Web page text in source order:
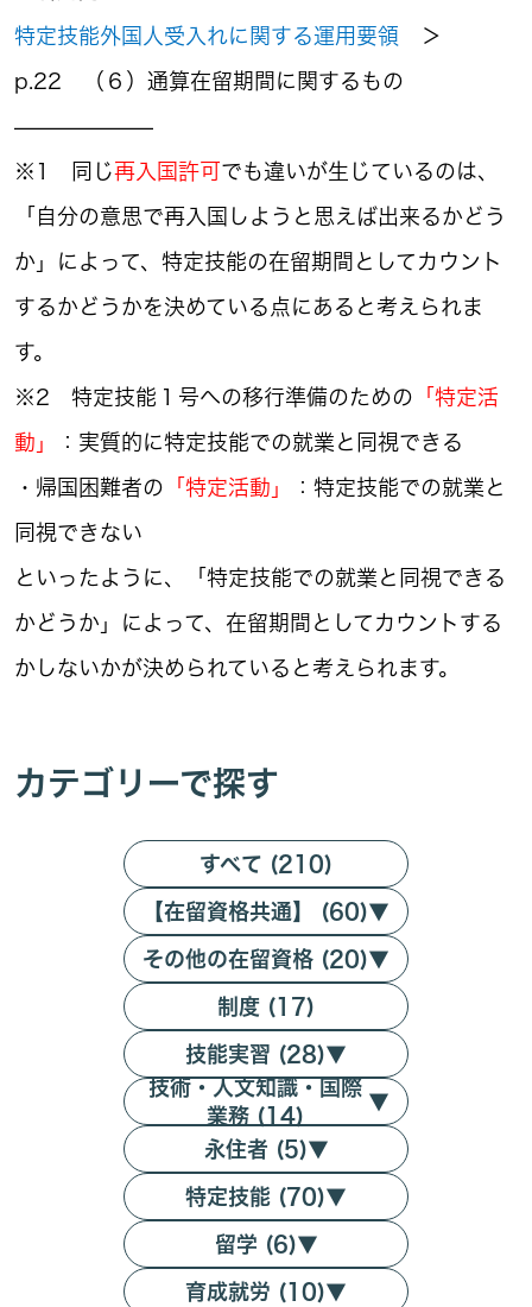
特定技能外国人受入れに関する運用要領 ＞
p.22 （６）通算在留期間に関するもの
——————–
※1 同じ再入国許可でも違いが生じているのは、
「自分の意思で再入国しようと思えば出来るかどう
か」によって、特定技能の在留期間としてカウント
するかどうかを決めている点にあると考えられま
す。
※2 特定技能１号への移行準備のための 「特定活
動」 ：実質的に特定技能での就業と同視できる
・帰国困難者の 「特定活動」 ：特定技能での就業と
同視できない
といったように、「特定技能での就業と同視できる
かどうか」によって、在留期間としてカウントする
かしないかが決められていると考えられます。
カテゴリーで探す
すべて (210)
【在留資格共通】 (60)▼
その他の在留資格 (20)▼
制度 (17)
技能実習 (28)▼
技術・人文知識・国際
業務 (14)
▼
永住者 (5)▼
特定技能 (70)▼
留学 (6)▼
育成就労 (10)▼